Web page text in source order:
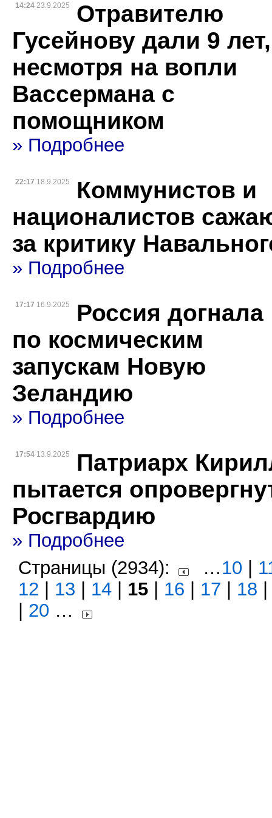
14:24 23.9.2025
Отравителю
Гусейнову дали 9 лет,
несмотря на вопли
Вассермана с
помощником
» Подробнее
22:17 18.9.2025
Коммунистов и
националистов
за критику
» Подробнее
17:17 16.9.2025
Россия догнала
по космическим
запускам Новую
Зеландию
» Подробнее
17:54 13.9.2025
Патриарх
пытается
Росгвардию
» Подробнее
Страницы (2934):
…10
12
13 14 15 16 17 18
20 …